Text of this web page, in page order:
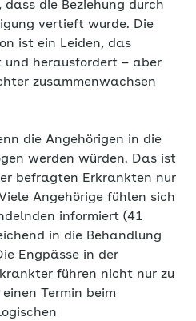
die Beziehung durch
vertieft wurde. Die
ist ein Leiden, das
herausfordert – aber
zusammenwachsen
die Angehörigen in die
werden würden. Das ist
befragten Erkrankten nur
Angehörige fühlen sich
informiert (41
in die Behandlung
Engpässe in der
führen nicht nur zu
Termin beim